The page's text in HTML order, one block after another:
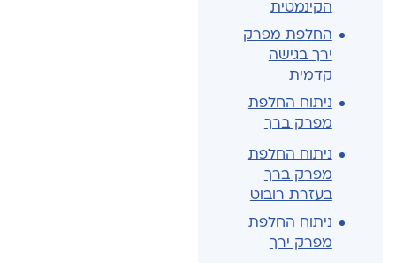
הקינמטית
החלפת מפרק
ירך בגישה
קדמית
ניתוח החלפת
מפרק ברך
ניתוח החלפת
מפרק ברך
בעזרת רובוט
ניתוח החלפת
מפרק ירך